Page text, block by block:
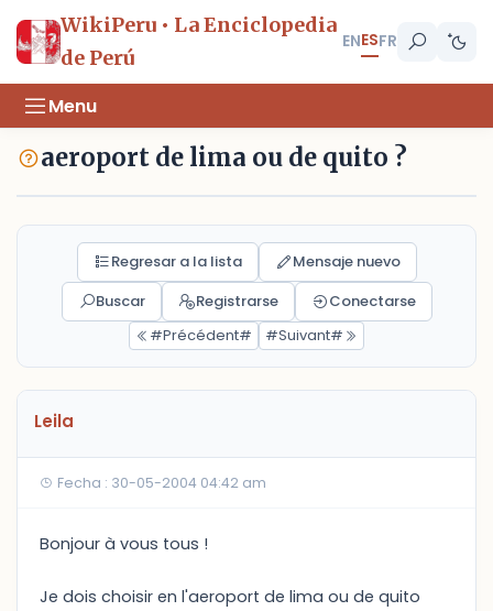
WikiPeru • La Enciclopedia
de Perú
ENESFR
Menu
aeroport de lima ou de quito ?
Regresar a la lista
Mensaje nuevo
Buscar
Registrarse
Conectarse
#Précédent#
#Suivant#
Leila
Fecha : 30-05-2004 04:42 am
Bonjour à vous tous !
Je dois choisir en l'aeroport de lima ou de quito